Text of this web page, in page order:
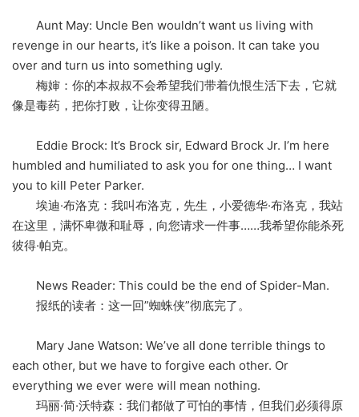
Aunt May: Uncle Ben wouldn’t want us living with
revenge in our hearts, it’s like a poison. It can take you
over and turn us into something ugly.
梅婶：你的本叔叔不会希望我们带着仇恨生活下去，它就
像是毒药，把你打败，让你变得丑陋。
Eddie Brock: It’s Brock sir, Edward Brock Jr. I’m here
humbled and humiliated to ask you for one thing… I want
you to kill Peter Parker.
埃迪·布洛克：我叫布洛克，先生，小爱德华·布洛克，我站
在这里，满怀卑微和耻辱，向您请求一件事……我希望你能杀死
彼得·帕克。
News Reader: This could be the end of Spider-Man.
报纸的读者：这一回”蜘蛛侠”彻底完了。
Mary Jane Watson: We’ve all done terrible things to
each other, but we have to forgive each other. Or
everything we ever were will mean nothing.
玛丽·简·沃特森：我们都做了可怕的事情，但我们必须得原